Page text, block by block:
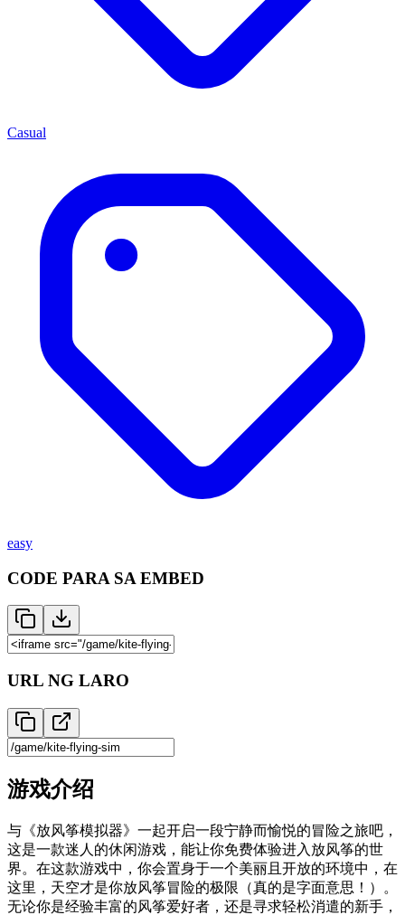
Casual
easy
CODE PARA SA EMBED
URL NG LARO
游戏介绍
与《放风筝模拟器》一起开启一段宁静而愉悦的冒险之旅吧，
这是一款迷人的休闲游戏，能让你免费体验进入放风筝的世
界。在这款游戏中，你会置身于一个美丽且开放的环境中，在
这里，天空才是你放风筝冒险的极限（真的是字面意思！）。
无论你是经验丰富的风筝爱好者，还是寻求轻松消遣的新手，